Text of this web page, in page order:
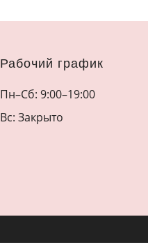
Рабочий график
Пн–Сб: 9:00–19:00
Вс: Закрыто